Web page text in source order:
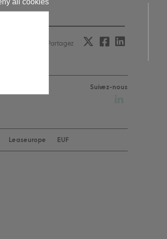
Partagez
Suivez-nous
Leaseurope EUF